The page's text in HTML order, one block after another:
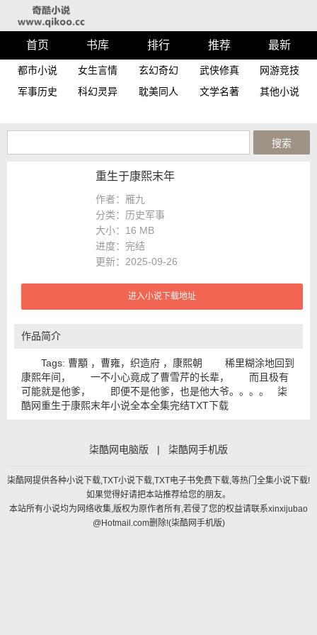
首页 书库 排行 推荐 最新
都市小说 女生言情 玄幻奇幻 武侠修真
网游竞技
军事历史
科幻灵异 耽美同人 文学名著 其他小说
重生于康熙末年
作者：雁九
分类：历史军事
大小： 16 MB
进度： 完结
更新：2025-09-26
进入小说下载地址
作品简介
Tags: 曹顒 ，曹雍，织造府 ，康熙朝 稀里糊涂地回到
康熙年间， 一不小心竟成了曹雪芹的长辈， 而且极有
可能就是他爹， 即便不是他爹，也是他大爷。。。。 柒
酷网重生于康熙末年小说全本全集完结TXT下载
柒酷网电脑版 | 柒酷网手机版
柒酷网提供各种小说下载,TXT小说下载,TXT电子书免费下载,等热门全集小说下载!
如果觉得好请把本站推荐给您的朋友。
本站所有小说均为网络收集,版权为原作者所有,若侵了您的权益请联系xinxijubao
@Hotmail.com删除!(柒酷网手机版)